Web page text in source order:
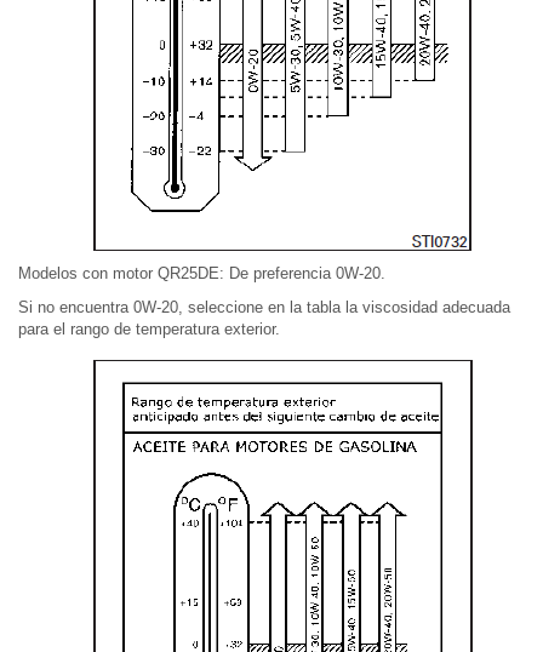
Modelos con motor QR25DE: De preferencia 0W-20.
Si no encuentra 0W-20, seleccione en la tabla la viscosidad adecuada
para el rango de temperatura exterior.